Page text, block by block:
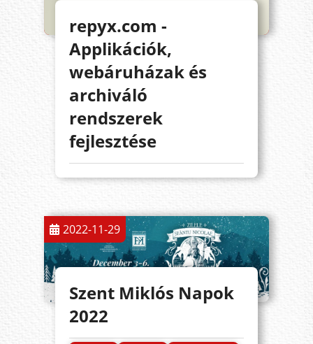
repyx.com -
Applikációk,
webáruházak és
archiváló
rendszerek
fejlesztése
2022-11-29
Szent Miklós Napok
2022